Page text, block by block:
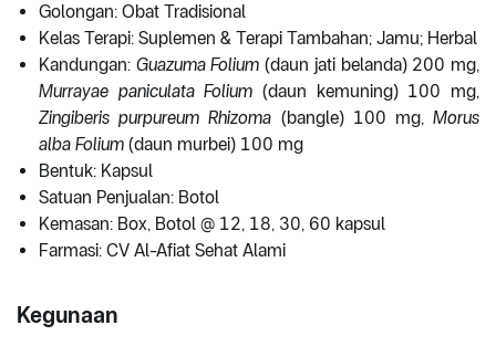
Golongan: Obat Tradisional
Kelas Terapi: Suplemen & Terapi Tambahan; Jamu; Herbal
Kandungan: Guazuma Folium (daun jati belanda) 200 mg,
Murrayae paniculata Folium (daun kemuning) 100 mg,
Zingiberis purpureum Rhizoma (bangle) 100 mg,Morus
alba Folium (daun murbei) 100 mg
Bentuk: Kapsul
Satuan Penjualan: Botol
Kemasan: Box, Botol @ 12, 18, 30, 60 kapsul
Farmasi: CV Al-Afiat Sehat Alami
Kegunaan